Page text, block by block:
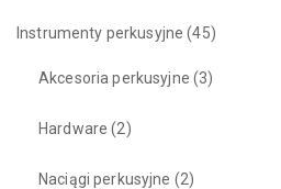
Instrumenty perkusyjne (45)
Akcesoria perkusyjne (3)
Hardware (2)
Naciągi perkusyjne (2)